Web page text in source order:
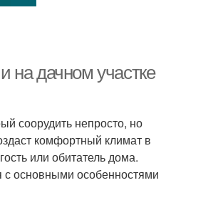
на дачном участке
соорудить непросто, но
комфортный климат в
или обитатель дома.
с основными особенностями